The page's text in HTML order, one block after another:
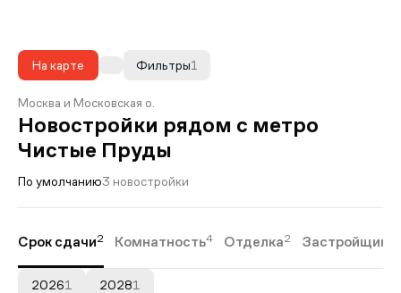
На карте 1
Фильтры
Москва и Московская о.
Новостройки рядом с метро
Чистые Пруды
По умолчанию3 новостройки
Срок сдачи2 Комнатность4 Отделка2 Застройщики
20261 20281